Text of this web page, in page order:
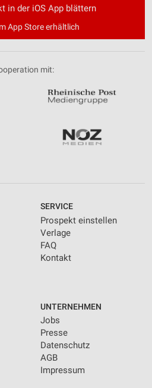
in der iOS App blättern
App Store erhältlich
mit:
SERVICE
Prospekt einstellen
Verlage
FAQ
Kontakt
UNTERNEHMEN
Jobs
Presse
Datenschutz
AGB
Impressum